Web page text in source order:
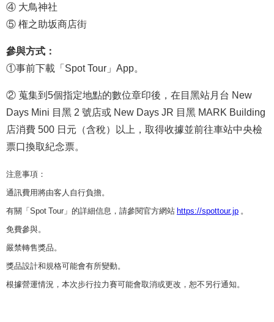
④ 大鳥神社
⑤ 権之助坂商店街
參與方式：
①事前下載「Spot Tour」App。
② 蒐集到5個指定地點的數位章印後， 在目黑站月台 New
Days Mini 目黑 2 號店或 New Days JR 目黑 MARK Building
店消費 500 日元（含稅）以上，取得收據並前往車站中央檢
票口換取紀念票。
注意事項：
通訊費用將由客人自行負擔。
有關「Spot Tour」的詳細信息，請參閱官方網站 https://spottour.jp 。
免費參與。
嚴禁轉售獎品。
獎品設計和規格可能會有所變動。
根據營運情況，本次步行拉力賽可能會取消或更改，恕不另行通知。